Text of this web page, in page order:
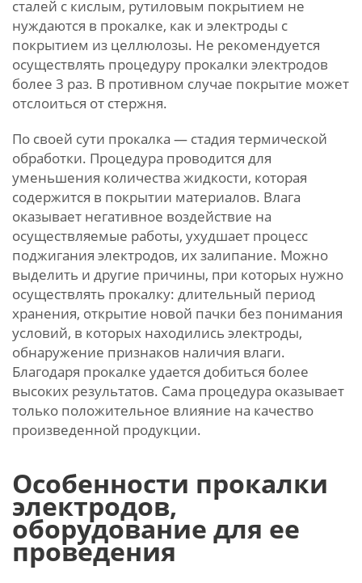
сталей с кислым, рутиловым покрытием не
нуждаются в прокалке, как и электроды с
покрытием из целлюлозы. Не рекомендуется
осуществлять процедуру прокалки электродов
более 3 раз. В противном случае покрытие может
отслоиться от стержня.
По своей сути прокалка — стадия термической
обработки. Процедура проводится для
уменьшения количества жидкости, которая
содержится в покрытии материалов. Влага
оказывает негативное воздействие на
осуществляемые работы, ухудшает процесс
поджигания электродов, их залипание. Можно
выделить и другие причины, при которых нужно
осуществлять прокалку: длительный период
хранения, открытие новой пачки без понимания
условий, в которых находились электроды,
обнаружение признаков наличия влаги.
Благодаря прокалке удается добиться более
высоких результатов. Сама процедура оказывает
только положительное влияние на качество
произведенной продукции.
Особенности прокалки
электродов,
оборудование для ее
проведения